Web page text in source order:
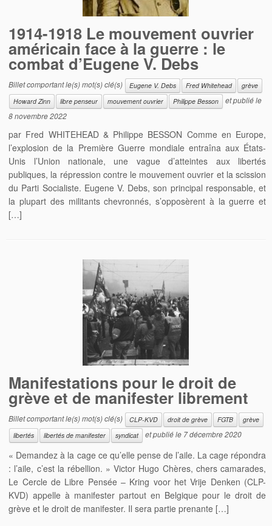
1914-1918 Le mouvement ouvrier
américain face à la guerre : le
combat d’Eugene V. Debs
Billet comportant le(s) mot(s) clé(s) Eugene V. Debs Fred Whitehead
grève
Howard Zinn
libre penseur mouvement ouvrier Philippe Besson
et publié le
8 novembre 2022
par Fred WHITEHEAD & Philippe BESSON Comme en Europe,
l’explosion de la Première Guerre mondiale entraîna aux États-
Unis l’Union nationale, une vague d’atteintes aux libertés
publiques, la répression contre le mouvement ouvrier et la scission
du Parti Socialiste. Eugene V. Debs, son principal responsable, et
la plupart des militants chevronnés, s’opposèrent à la guerre et
[…]
Manifestations pour le droit de
grève et de manifester librement
Billet comportant le(s) mot(s) clé(s) CLP-KVD droit de grève FGTB
grève
libertés
libertés de manifester syndicat et publié le 7 décembre 2020
« Demandez à la cage ce qu’elle pense de l’aile. La cage répondra
: l’aile, c’est la rébellion. » Victor Hugo Chères, chers camarades,
Le Cercle de Libre Pensée – Kring voor het Vrije Denken (CLP-
KVD) appelle à manifester partout en Belgique pour le droit de
grève et le droit de manifester. Il sera partie prenante […]